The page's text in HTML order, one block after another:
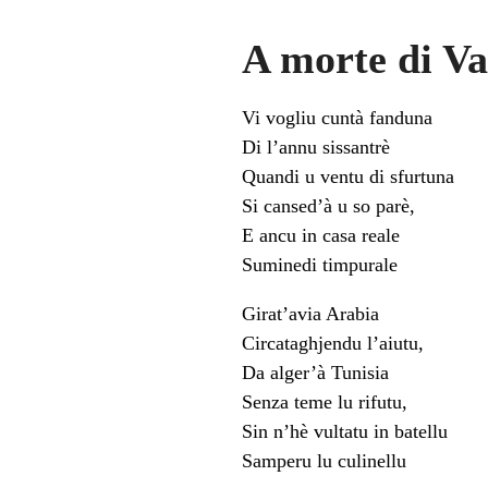
A morte di
Vi vogliu cuntà fanduna
Di l’annu sissantrè
Quandi u ventu di sfurtuna
Si cansed’à u so parè,
E ancu in casa reale
Suminedi timpurale
Girat’avia Arabia
Circataghjendu l’aiutu,
Da alger’à Tunisia
Senza teme lu rifutu,
Sin n’hè vultatu in batellu
Samperu lu culinellu